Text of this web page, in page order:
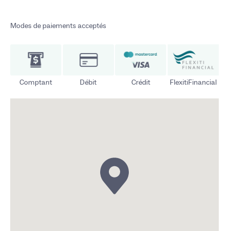
Modes de paiements acceptés
Comptant Débit Crédit FlexitiFinancial